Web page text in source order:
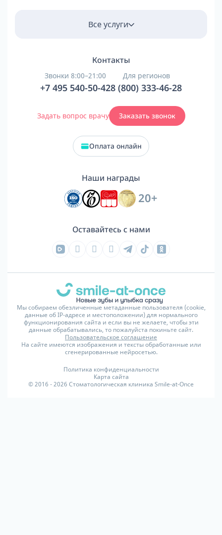
Все услуги
Контакты
Звонки 8:00–21:00
+7 495 540-50-42
Для регионов
8 (800) 333-46-28
Задать вопрос врачу Заказать звонок
Оплата онлайн
Наши награды
20+
Оставайтесь с нами
Мы собираем обезличенные метаданные пользователя (cookie,
данные об IP-адресе и местоположении) для нормального
функционирования сайта и если вы не желаете, чтобы эти
данные обрабатывались, то пожалуйста покиньте сайт.
Пользовательское соглашение
На сайте имеются изображения и тексты обработанные или
сгенерированные нейросетью.
© 2016 - 2026 Стоматологическая клиника Smile-at-Once
Карта сайта
Политика конфиденциальности